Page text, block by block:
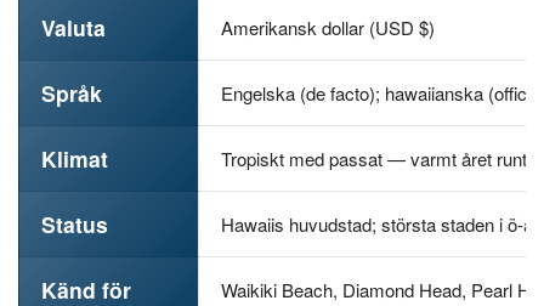
Valuta Amerikansk dollar (USD $)
Språk Engelska (de facto); hawaiianska
Klimat Tropiskt med passat — varmt året runt,
Status Hawaiis huvudstad; största staden i ö-
Känd för Waikiki Beach, Diamond Head, Pearl